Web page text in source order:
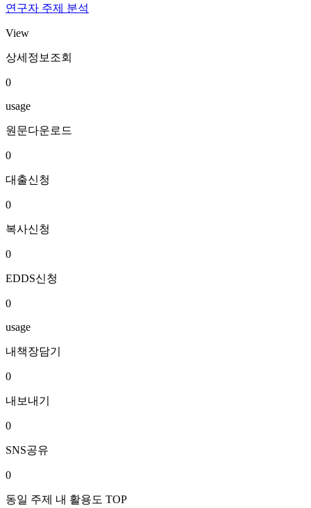
연구자 주제 분석
View
상세정보조회
0
usage
원문다운로드
0
대출신청
0
복사신청
0
EDDS신청
0
usage
내책장담기
0
내보내기
0
SNS공유
0
동일 주제 내 활용도 TOP